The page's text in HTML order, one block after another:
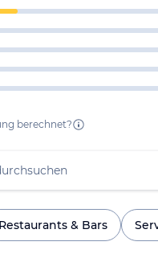
berechnet?
Restaurants & Bars